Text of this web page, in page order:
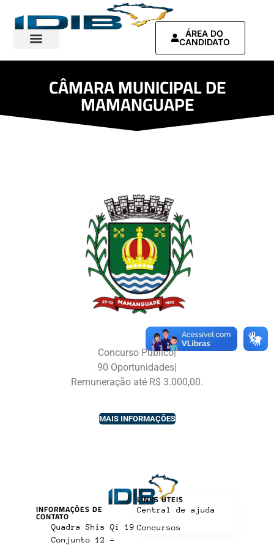
ÁREA DO
CANDIDATO
CÂMARA MUNICIPAL DE
MAMANGUAPE
Concurso Público|
90 Oportunidades|
Remuneração até R$ 3.000,00.
MAIS INFORMAÇÕES
INFORMAÇÕES DE
CONTATO
Quadra Shis Qi 19
Conjunto 12 -
LINKS ÚTEIS
Central de ajuda
Concursos